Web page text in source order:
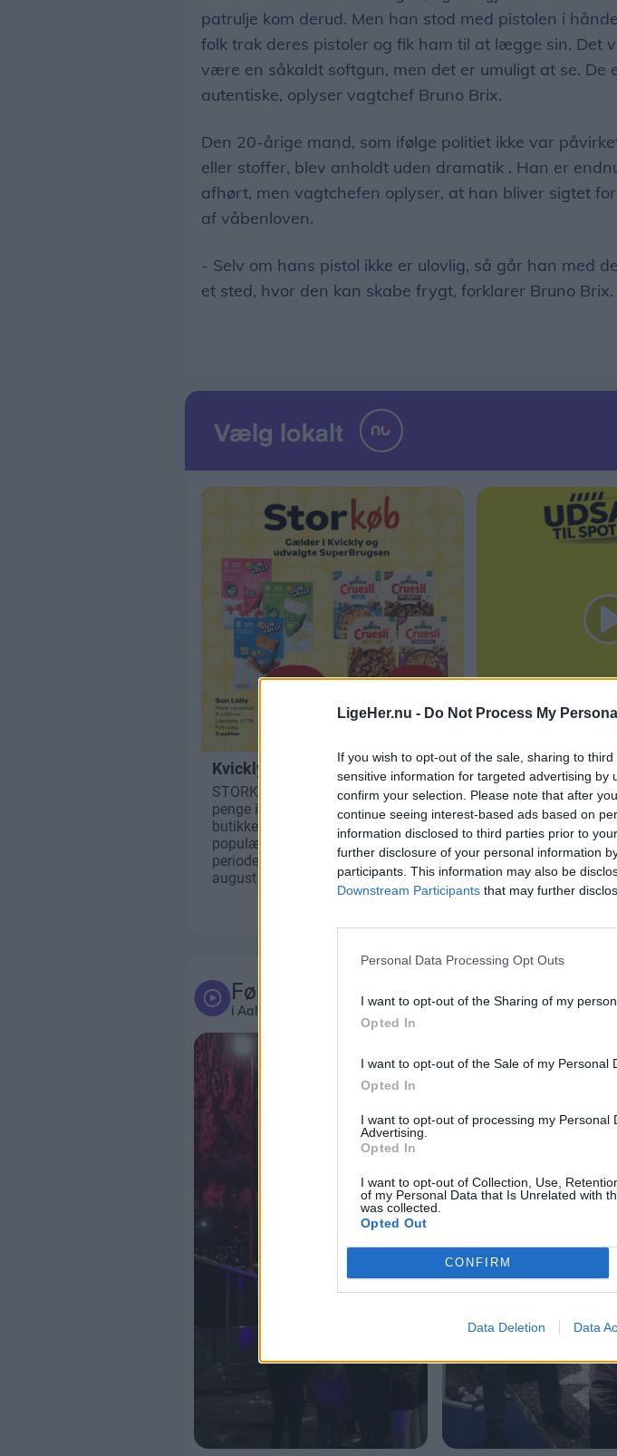
LigeHer.nu - Do Not Process My
If you wish to opt-out of the sale, sharing to
sensitive information for targeted advertising by
confirm your selection. Please note that after
continue seeing interest-based ads based on
information disclosed to third parties prior to
further disclosure of your personal information
participants. This information may also be
Downstream Participants that may further
Personal Data Processing Opt Outs
I want to opt-out of the Sharing of my
Opted In
I want to opt-out of the Sale of my Personal
Opted In
I want to opt-out of processing my Personal
Advertising.
Opted In
I want to opt-out of Collection, Use,
of my Personal Data that Is Unrelated with
was collected.
Opted Out
CONFIRM
Data Deletion Data
patrulje kom derud. Men han stod med pistolen i
folk trak deres pistoler og fik ham til at lægge sin. Det
være en såkaldt softgun, men det er umuligt at se. De
autentiske, oplyser vagtchef Bruno Brix.
Den 20-årige mand, som ifølge politiet ikke var
eller stoffer, blev anholdt uden dramatik . Han er
afhørt, men vagtchefen oplyser, at han bliver sigtet
af våbenloven.
- Selv om hans pistol ikke er ulovlig, så går han med
et sted, hvor den kan skabe frygt, forklarer Bruno Brix.
Følg med
i Aalborg og omegn